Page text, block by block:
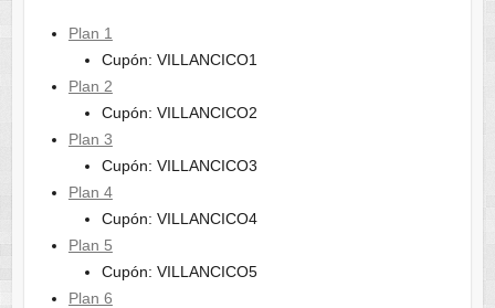
Plan 1
Cupón: VILLANCICO1
Plan 2
Cupón: VILLANCICO2
Plan 3
Cupón: VILLANCICO3
Plan 4
Cupón: VILLANCICO4
Plan 5
Cupón: VILLANCICO5
Plan 6